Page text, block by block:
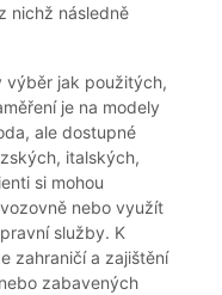
nichž následně
výběr jak použitých,
je na modely
ale dostupné
italských,
si mohou
nebo využít
služby. K
zahraničí a zajištění
zabavených